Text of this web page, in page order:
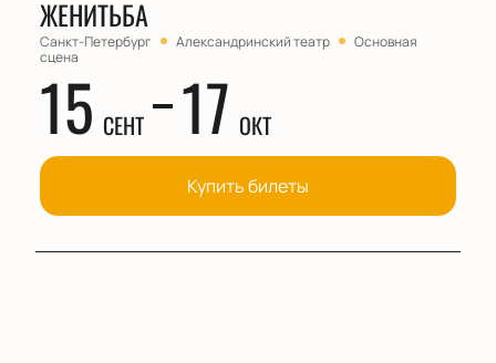
ЖЕНИТЬБА
Санкт-Петербург Александринский театр
Основная
сцена
15 СЕНТ 17 ОКТ
Купить билеты